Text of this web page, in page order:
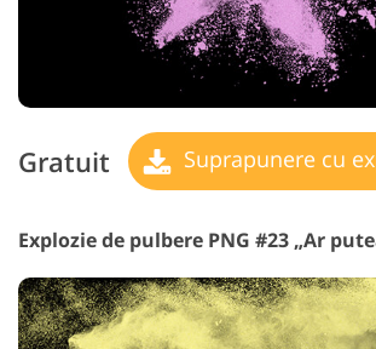
Gratuit Suprapunere cu
Explozie de pulbere PNG #23 „Ar